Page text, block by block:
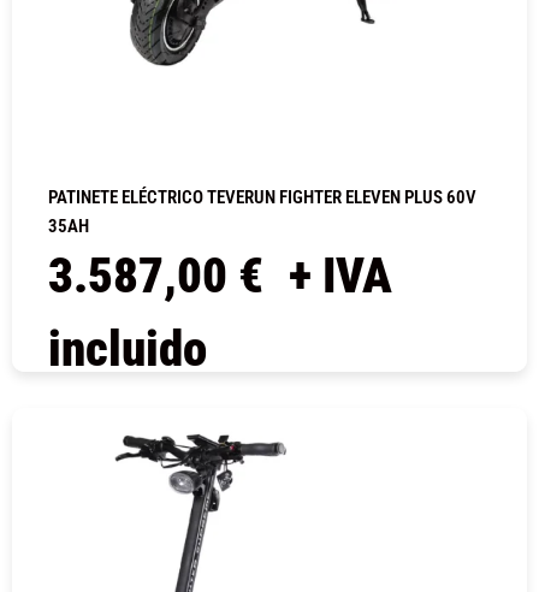
PATINETE ELÉCTRICO TEVERUN FIGHTER ELEVEN PLUS 60V
35AH
3.587,00 € + IVA
incluido